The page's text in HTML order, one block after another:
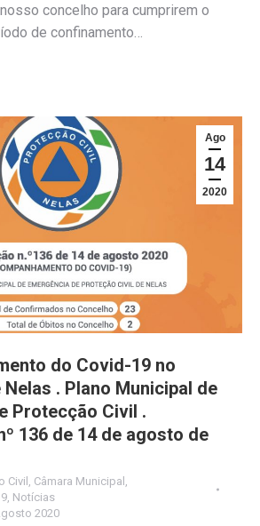
concelho para cumprirem o
de confinamento…
Ago
14
2020
do Covid-19 no
. Plano Municipal de
Protecção Civil .
136 de 14 de agosto de
Civil , Câmara Municipal ,
, Notícias
2020